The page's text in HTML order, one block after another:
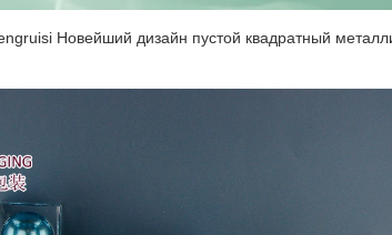
Новейший дизайн пустой квадратный